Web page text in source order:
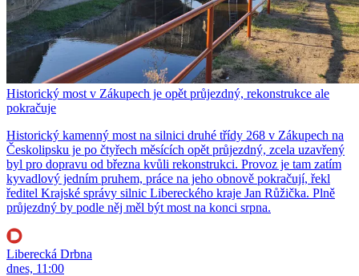
Historický most v Zákupech je opět průjezdný, rekonstrukce ale
pokračuje
Historický kamenný most na silnici druhé třídy 268 v Zákupech na
Českolipsku je po čtyřech měsících opět průjezdný, zcela uzavřený
byl pro dopravu od března kvůli rekonstrukci. Provoz je tam zatím
kyvadlový jedním pruhem, práce na jeho obnově pokračují, řekl
ředitel Krajské správy silnic Libereckého kraje Jan Růžička. Plně
průjezdný by podle něj měl být most na konci srpna.
Liberecká Drbna
dnes, 11:00